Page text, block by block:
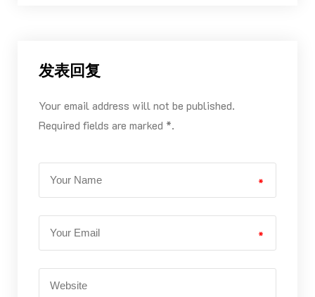
发表回复
Your email address will not be published.
Required fields are marked *.
*
*